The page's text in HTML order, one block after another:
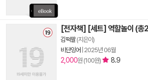
[전자책] [세트] 역할놀이 (총
김떡팔(지은이)
비단잉어 2025년 06월
2,000원 (100원) 8.9